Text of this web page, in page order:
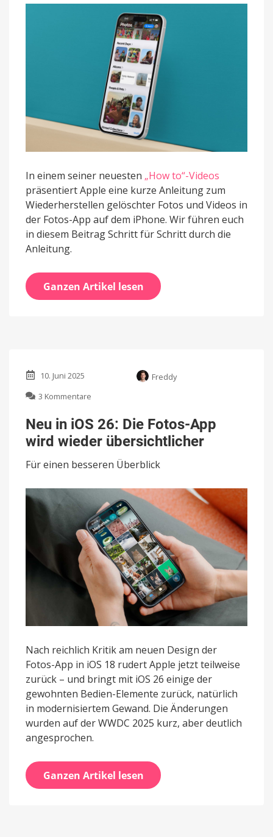
In einem seiner neuesten „How to“-Videos
präsentiert Apple eine kurze Anleitung zum
Wiederherstellen gelöschter Fotos und Videos in
der Fotos-App auf dem iPhone. Wir führen euch
in diesem Beitrag Schritt für Schritt durch die
Anleitung.
Ganzen Artikel lesen
10. Juni 2025
Freddy
3 Kommentare
in
iOS
26:
Fotos-
wird
wieder
übersichtlicher
Neu in iOS 26: Die Fotos-App
wird wieder übersichtlicher
Für einen besseren Überblick
Nach reichlich Kritik am neuen Design der
Fotos-App in iOS 18 rudert Apple jetzt teilweise
zurück – und bringt mit iOS 26 einige der
gewohnten Bedien-Elemente zurück, natürlich
in modernisiertem Gewand. Die Änderungen
wurden auf der WWDC 2025 kurz, aber deutlich
angesprochen.
Ganzen Artikel lesen